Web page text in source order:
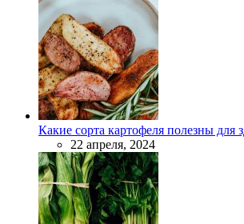
Какие сорта картофеля полезны для
22 апреля, 2024